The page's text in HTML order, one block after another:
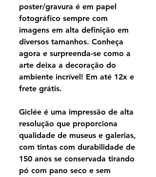
poster/gravura é em papel
fotográfico sempre com
imagens em alta definição em
diversos tamanhos. Conheça
agora e surpreenda-se como a
arte deixa a decoração do
ambiente incrível! Em até 12x e
frete grátis.
Giclée é uma impressão de alta
resolução que proporciona
qualidade de museus e galerias,
com tintas com durabilidade de
150 anos se conservada tirando
pó com pano seco e sem